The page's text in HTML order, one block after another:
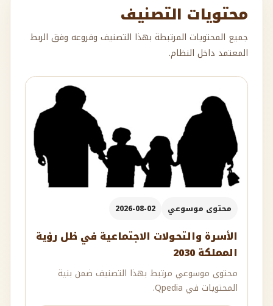
محتويات التصنيف
جميع المحتويات المرتبطة بهذا التصنيف وفروعه وفق الربط
المعتمد داخل النظام.
محتوى موسوعي 2026-08-02
الأسرة والتحولات الاجتماعية في ظل رؤية
المملكة 2030
محتوى موسوعي مرتبط بهذا التصنيف ضمن بنية
المحتويات في Qpedia.